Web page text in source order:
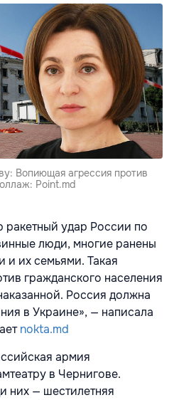
Вопиющая агрессия против
Point.md
удар России по
люди, многие ранены
их семьями. Такая
гражданского населения
Россия должна
в Украине», — написала
nokta.md
армия
в Чернигове.
них — шестилетняя